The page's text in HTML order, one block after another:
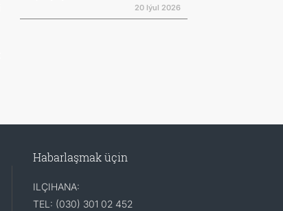
20 Iýul 2026
Habarlaşmak üçin
ILÇIHANA:
TEL: (030) 301 02 452